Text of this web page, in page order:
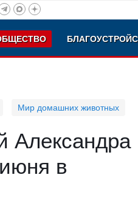
Мир домашних животных
Александра
в